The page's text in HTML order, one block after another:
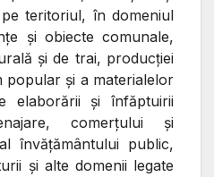
teritoriul, în domeniul
şi obiecte comunale,
şi de trai, producţiei
şi a materialelor
elaborării şi înfăptuirii
comerţului şi
învăţământului public,
şi alte domenii legate